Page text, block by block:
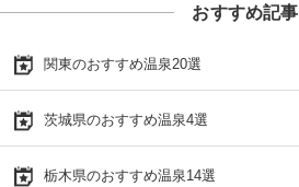
おすすめ記事
関東のおすすめ温泉20選
茨城県のおすすめ温泉4選
栃木県のおすすめ温泉14選